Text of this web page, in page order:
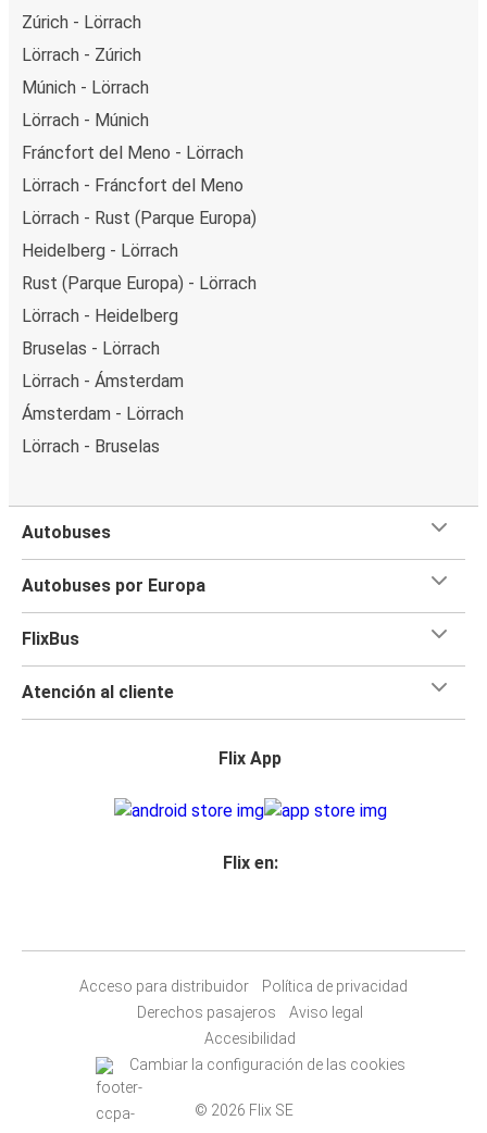
Zúrich - Lörrach
Lörrach - Zúrich
Múnich - Lörrach
Lörrach - Múnich
Fráncfort del Meno - Lörrach
Lörrach - Fráncfort del Meno
Lörrach - Rust (Parque Europa)
Heidelberg - Lörrach
Rust (Parque Europa) - Lörrach
Lörrach - Heidelberg
Bruselas - Lörrach
Lörrach - Ámsterdam
Ámsterdam - Lörrach
Lörrach - Bruselas
Autobuses
Autobuses por Europa
FlixBus
Atención al cliente
Flix App
Flix en:
Acceso para distribuidor
Política de privacidad
Derechos pasajeros
Aviso legal
Accesibilidad
Cambiar la configuración de las cookies
© 2026 Flix SE